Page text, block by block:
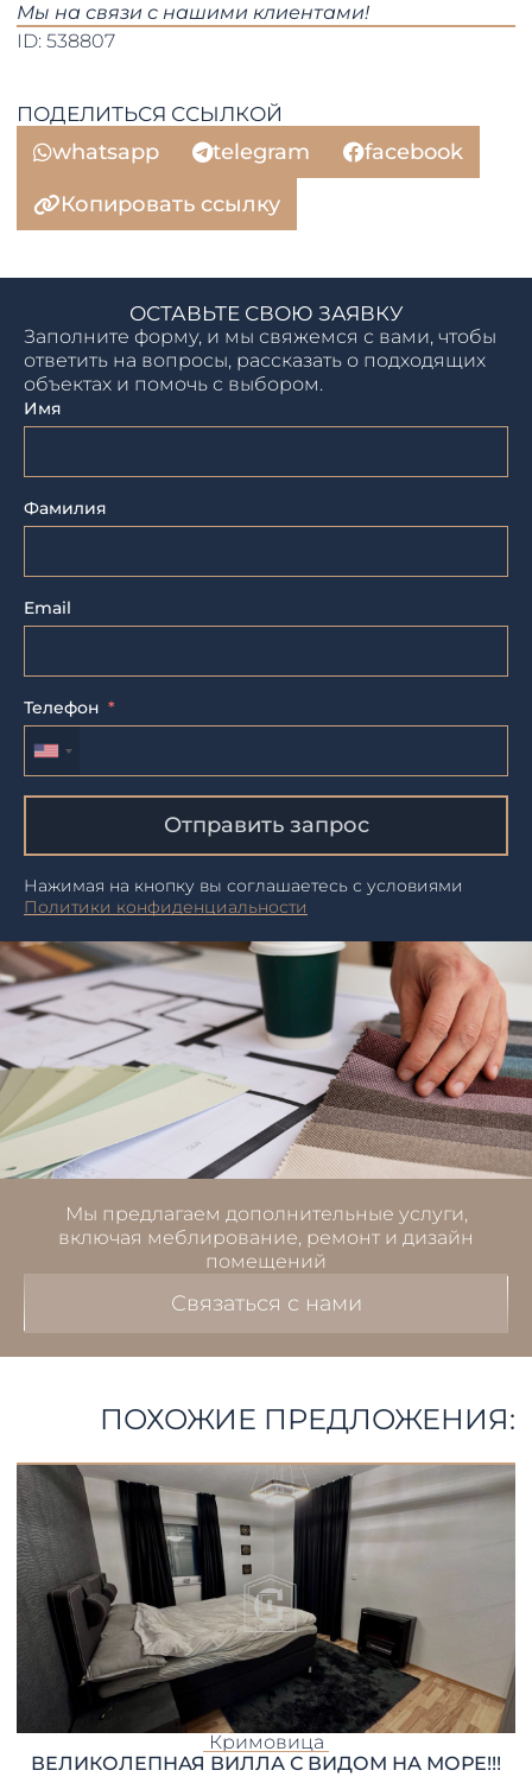
​​​​​​​Мы на связи с нашими клиентами!​​​​​​​​​​​​​​
ID: 538807
ПОДЕЛИТЬСЯ ССЫЛКОЙ
whatsapp telegram
facebook
Копировать ссылку
ОСТАВЬТЕ СВОЮ ЗАЯВКУ
Заполните форму, и мы свяжемся с вами, чтобы
ответить на вопросы, рассказать о подходящих
объектах и помочь с выбором.
Имя
Фамилия
Email
Телефон
Отправить запрос
Нажимая на кнопку вы соглашаетесь с условиями
Политики конфиденциальности
Мы предлагаем дополнительные услуги,
включая меблирование, ремонт и дизайн
помещений
Связаться с нами
ПОХОЖИЕ ПРЕДЛОЖЕНИЯ:
Кримовица
ВЕЛИКОЛЕПНАЯ ВИЛЛА С ВИДОМ НА МОРЕ!!!